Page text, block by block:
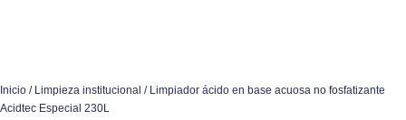
Inicio / Limpieza institucional / Limpiador ácido en base acuosa no fosfatizante
Acidtec Especial 230L